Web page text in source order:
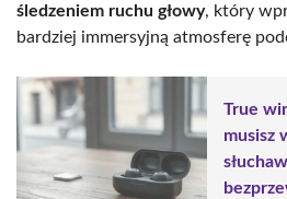
śledzeniem ruchu głowy, który
bardziej immersyjną atmosferę
True
musisz